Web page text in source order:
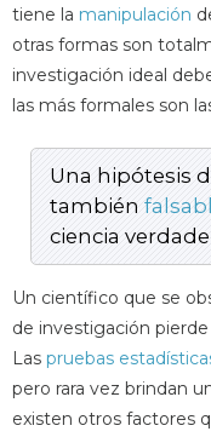
tiene la manipulación
otras formas son
investigación ideal
las más formales son
Una hipótesis
también
ciencia
Un científico que se
de investigación
Las pruebas
pero rara vez brindan
existen otros factores